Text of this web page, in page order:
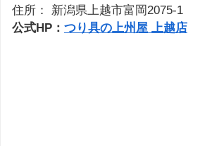
住所： 新潟県上越市富岡2075-1
公式HP： つり具の上州屋 上越店